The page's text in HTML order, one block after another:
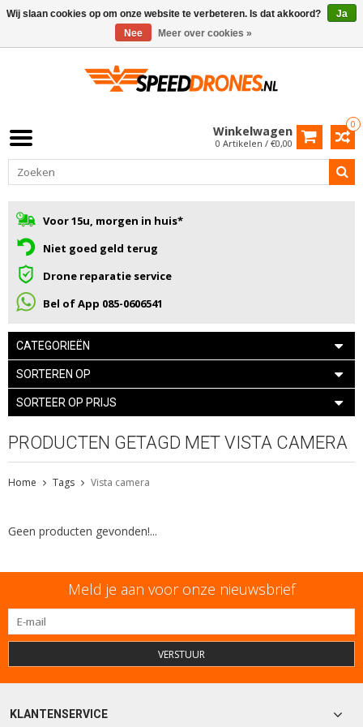
0
Winkelwagen
0 Artikelen / €0,00
Voor 15u, morgen in huis*
Niet goed geld terug
Drone reparatie service
Bel of App 085-0606541
CATEGORIEËN
SORTEREN OP
SORTEER OP PRIJS
PRODUCTEN GETAGD MET VISTA CAMERA
Home Tags Vista camera
Geen producten gevonden!...
Meld je aan voor onze nieuwsbrief
VERSTUUR
KLANTENSERVICE
Wij slaan cookies op om onze website te verbeteren. Is dat akkoord?
Ja
Nee
Meer over cookies »